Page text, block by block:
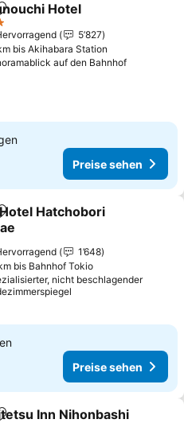
Favoriten hinzufügen
Hotel
5’827
bis Akihabara Station
auf den Bahnhof
Preise sehen
Favoriten hinzufügen
Hatchobori
1’648
bis Bahnhof Tokio
nicht beschlagender
Preise sehen
Favoriten hinzufügen
Inn Nihonbashi